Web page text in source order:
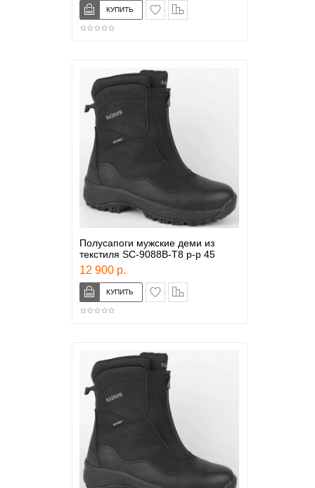
в закладки
Полусапоги мужские деми из
текстиля SC-9088B-T8 р-р 45
12 900 р.
в закладки